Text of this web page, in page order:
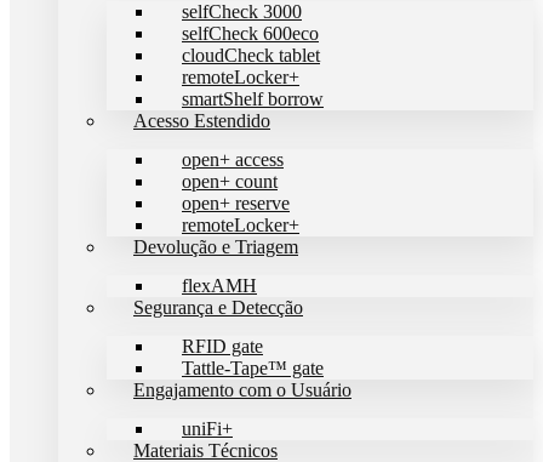
selfCheck 3000
selfCheck 600eco
cloudCheck tablet
remoteLocker+
smartShelf borrow
Acesso Estendido
open+ access
open+ count
open+ reserve
remoteLocker+
Devolução e Triagem
flexAMH
Segurança e Detecção
RFID gate
Tattle-Tape™ gate
Engajamento com o Usuário
uniFi+
Materiais Técnicos